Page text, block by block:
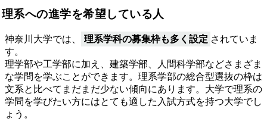
理系への進学を希望している人
神奈川大学では、 理系学科の募集枠も多く設定 されていま
す。
理学部や工学部に加え、建築学部、人間科学部などさまざま
な学問を学ぶことができます。理系学部の総合型選抜の枠は
文系と比べてまだまだ少ない傾向にあります。大学で理系の
学問を学びたい方にはとても適した入試方式を持つ大学でし
ょう。